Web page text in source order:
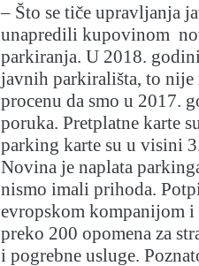
– Što se tiče upravljanja
unapredili kupovinom
parkiranja. U 2018.
javnih parkirališta, to nije
procenu da smo u 2017.
poruka. Pretplatne karte
parking karte su u visini
Novina je naplata
nismo imali prihoda.
evropskom kompanijom
preko 200 opomena za
i pogrebne usluge.